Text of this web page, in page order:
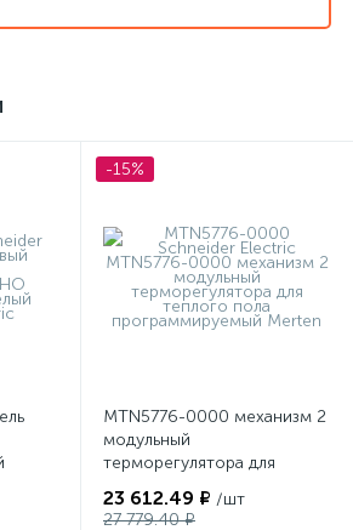
-15%
MTN5776-0000 механизм 2
модульный
терморегулятора для
программируемый Merten
23 612.49 ₽ /шт
27 779.40 ₽